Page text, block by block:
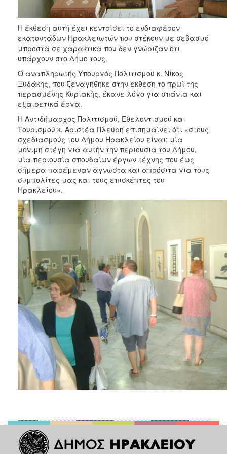
Η έκθεση αυτή έχει κεντρίσει το ενδιαφέρον
εκατοντάδων Ηρακλειωτών που στέκουν με σεβασμό
μπροστά σε χαρακτικά που δεν γνώριζαν ότι
υπάρχουν στο Δήμο τους.
Ο αναπληρωτής Υπουργός Πολιτισμού κ. Νίκος
Ξυδάκης, που ξεναγήθηκε στην έκθεση το πρωί της
περασμένης Κυριακής, έκανε λόγο για σπάνια και
εξαιρετικά έργα.
Η Αντιδήμαρχος Πολιτισμού, Εθελοντισμού και
Τουρισμού κ. Αριστέα Πλεύρη επισημαίνει ότι «στους
σχεδιασμούς του Δήμου Ηρακλείου είναι: μία
μόνιμη στέγη για αυτήν την περιουσία του Δήμου,
μία περιουσία σπουδαίων έργων τέχνης που έως
σήμερα παρέμεναν άγνωστα και απρόσιτα για τους
συμπολίτες μας και τους επισκέπτες του
Ηρακλείου».